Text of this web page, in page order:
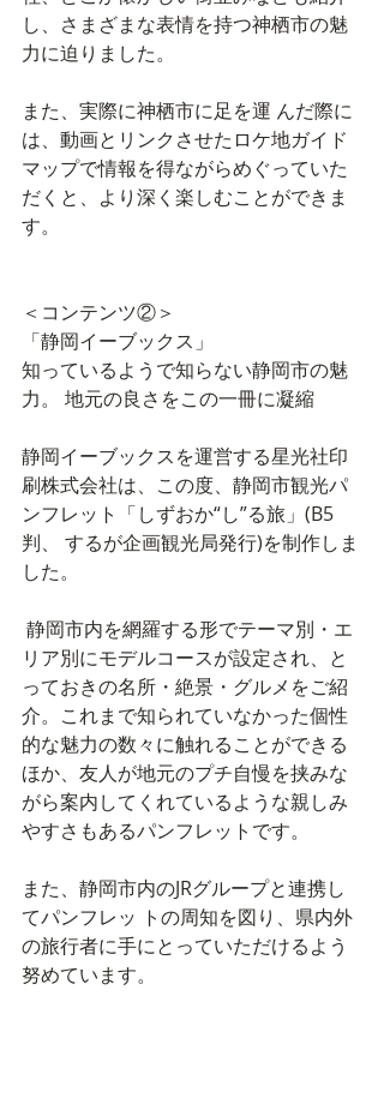
し、さまざまな表情を持つ神栖市の魅
力に迫りました。
また、実際に神栖市に足を運 んだ際に
は、動画とリンクさせたロケ地ガイド
マップで情報を得ながらめぐっていた
だくと、より深く楽しむことができま
す。
＜コンテンツ②＞
「静岡イーブックス」
知っているようで知らない静岡市の魅
力。 地元の良さをこの一冊に凝縮
静岡イーブックスを運営する星光社印
刷株式会社は、この度、静岡市観光パ
ンフレット「しずおか“し”る旅」(B5
判、 するが企画観光局発行)を制作しま
した。
リア別にモデルコースが設定され、と
っておきの名所・絶景・グルメをご紹
介。これまで知られていなかった個性
的な魅力の数々に触れることができる
ほか、友人が地元のプチ自慢を挟みな
がら案内してくれているような親しみ
やすさもあるパンフレットです。
また、静岡市内のJRグループと連携し
てパンフレッ トの周知を図り、県内外
の旅行者に手にとっていただけるよう
努めています。